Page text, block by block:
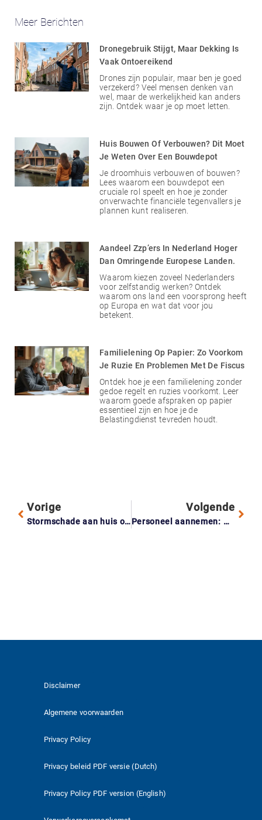
Meer Berichten
Dronegebruik Stijgt, Maar Dekking Is
Vaak Ontoereikend
Drones zijn populair, maar ben je goed
verzekerd? Veel mensen denken van
wel, maar de werkelijkheid kan anders
zijn. Ontdek waar je op moet letten.
Huis Bouwen Of Verbouwen? Dit Moet
Je Weten Over Een Bouwdepot
Je droomhuis verbouwen of bouwen?
Lees waarom een bouwdepot een
cruciale rol speelt en hoe je zonder
onverwachte financiële tegenvallers je
plannen kunt realiseren.
Aandeel Zzp’ers In Nederland Hoger
Dan Omringende Europese Landen.
Waarom kiezen zoveel Nederlanders
voor zelfstandig werken? Ontdek
waarom ons land een voorsprong heeft
op Europa en wat dat voor jou
betekent.
Familielening Op Papier: Zo Voorkom
Je Ruzie En Problemen Met De Fiscus
Ontdek hoe je een familielening zonder
gedoe regelt en ruzies voorkomt. Leer
waarom goede afspraken op papier
essentieel zijn en hoe je de
Belastingdienst tevreden houdt.
Vorige
Stormschade aan huis of auto? Dit bepaalt of je verzekeraar uitbetaalt
Volgende
Personeel aannemen: wat daar allemaal bij komt kijken
Disclaimer
Algemene voorwaarden
Privacy Policy
Privacy beleid PDF versie (Dutch)
Privacy Policy PDF version (English)